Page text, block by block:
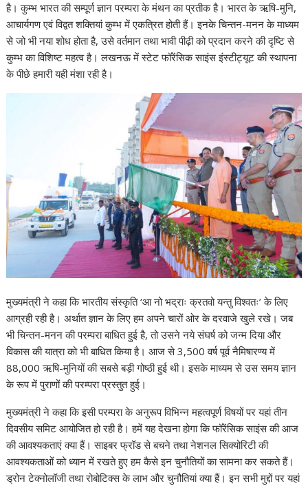
है। कुम्भ भारत की सम्पूर्ण ज्ञान परम्परा के मंथन का प्रतीक है। भारत के ऋषि-मुनि,
आचार्यगण एवं विद्वत शक्तियां कुम्भ में एकत्रित होती हैं। इनके चिन्तन-मनन के माध्यम
से जो भी नया शोध होता है, उसे वर्तमान तथा भावी पीढ़ी को प्रदान करने की दृष्टि से
कुम्भ का विशिष्ट महत्व है। लखनऊ में स्टेट फॉरेंसिक साइंस इंस्टीट्यूट की स्थापना
के पीछे हमारी यही मंशा रही है।
मुख्यमंत्री ने कहा कि भारतीय संस्कृति ‘आ नो भद्राः क्रतवो यन्तु विश्वतः’ के लिए
आग्रही रही है। अर्थात ज्ञान के लिए हम अपने चारों ओर के दरवाजे खुले रखे। जब
भी चिन्तन-मनन की परम्परा बाधित हुई है, तो उसने नये संघर्ष को जन्म दिया और
विकास की यात्रा को भी बाधित किया है। आज से 3,500 वर्ष पूर्व नैमिषारण्य में
88,000 ऋषि-मुनियों की सबसे बड़ी गोष्ठी हुई थी। इसके माध्यम से उस समय ज्ञान
के रूप में पुराणों की परम्परा प्रस्तुत हुई।
मुख्यमंत्री ने कहा कि इसी परम्परा के अनुरूप विभिन्न महत्वपूर्ण विषयों पर यहां तीन
दिवसीय समिट आयोजित हो रही है। हमें यह देखना होगा कि फॉरेंसिक साइंस की आज
की आवश्यकताएं क्या हैं। साइबर फ्रॉड से बचने तथा नेशनल सिक्योरिटी की
आवश्यकताओं को ध्यान में रखते हुए हम कैसे इन चुनौतियों का सामना कर सकते हैं।
ड्रोन टेक्नोलॉजी तथा रोबोटिक्स के लाभ और चुनौतियां क्या हैं। इन सभी मुद्दों पर यहां